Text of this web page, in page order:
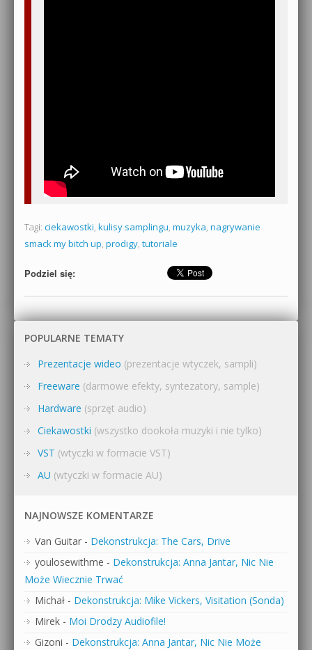
Tagi: ciekawostki, kulisy samplingu, muzyka, nagrywanie
smack my bitch up, prodigy, tutoriale
Podziel się:
POPULARNE TEMATY
Prezentacje wideo (prezentacje wtyczek, sampli)
Freeware (darmowe efekty, syntezatory, sample)
Hardware (sprzęt audio)
Ciekawostki (wszystko dookoła muzyki i nie tylko)
VST (wtyczki w formacie VST)
AU (wtyczki w formacie AU)
NAJNOWSZE KOMENTARZE
Van Guitar - Dekonstrukcja: The Cars, Drive
youlosewithme - Dekonstrukcja: Anna Jantar, Nic Nie
Może Wiecznie Trwać
Michał - Dekonstrukcja: Mike Vickers, Visitation (Sonda)
Mirek - Moi Drodzy Audiofile!
Gizoni - Dekonstrukcja: Anna Jantar, Nic Nie Może